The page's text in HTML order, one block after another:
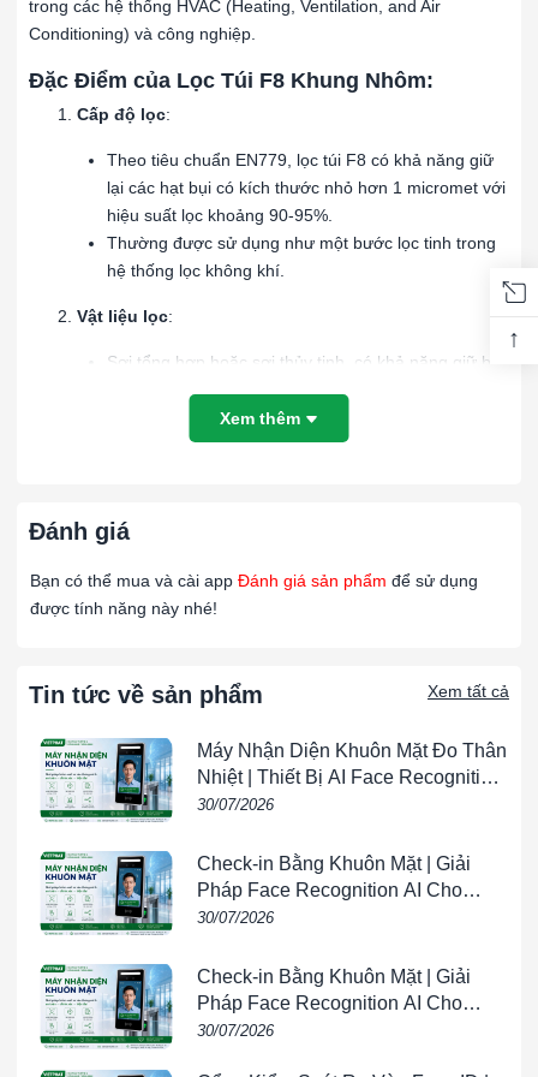
trong các hệ thống HVAC (Heating, Ventilation, and Air
Conditioning) và công nghiệp.
Đặc Điểm của Lọc Túi F8 Khung Nhôm:
Cấp độ lọc:
Theo tiêu chuẩn EN779, lọc túi F8 có khả năng giữ
lại các hạt bụi có kích thước nhỏ hơn 1 micromet với
hiệu suất lọc khoảng 90-95%.
Thường được sử dụng như một bước lọc tinh trong
hệ thống lọc không khí.
Vật liệu lọc:
Sợi tổng hợp hoặc sợi thủy tinh, có khả năng giữ bụi
Thiết kế dạng túi giúp tăng diện tích bề mặt lọc và
nâng cao khả năng giữ bụi.
Khung nhôm nhẹ, bền và chống ăn mòn, phù hợp
Thiết kế khung chắc chắn giúp dễ dàng lắp đặt và
bảo trì.
Dạng túi giúp tăng diện tích bề mặt lọc, nâng cao
khả năng giữ bụi và giảm áp lực cản.
Thiết kế túi có thể thay đổi số lượng và chiều dài túi
tùy theo yêu cầu của hệ thống.
594x594x500mm/6P
Hệ thống HVAC
nâng cao chất lượng không khí và bảo vệ các bộ lọc
tinh hơn phía sau.
Loại bỏ các hạt bụi nhỏ trước khi không khí đi qua
Xem thêm
Đánh giá
Bạn có thể mua và cài app Đánh giá sản phẩm để sử dụng
được tính năng này nhé!
Tin tức về sản phẩm Xem tất cả
Máy Nhận Diện Khuôn Mặt Đo Thân
Nhiệt | Thiết Bị AI Face Recognition
& Temperature Screening |
30/07/2026
Check-in Bằng Khuôn Mặt | Giải
Pháp Face Recognition AI Cho
Doanh Nghiệp | VIETPHAT
30/07/2026
Check-in Bằng Khuôn Mặt | Giải
Pháp Face Recognition AI Cho
Doanh Nghiệp | VIETPHAT
30/07/2026
↑